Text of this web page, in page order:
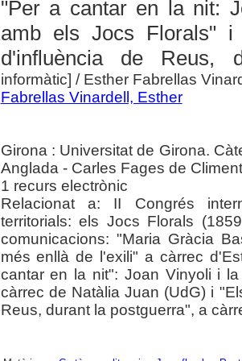
"Per a cantar en la nit:
amb els Jocs Florals"
d'influència de Reus,
informàtic] / Esther Fabrellas
Fabrellas Vinardell, Esther
Girona : Universitat de Girona.
Anglada - Carles Fages de
1 recurs electrònic
Relacionat a: II Congrés
territorials: els Jocs Florals
comunicacions: "Maria Gràcia
més enllà de l'exili" a càrrec
cantar en la nit": Joan Vinyoli i
càrrec de Natàlia Juan (UdG) i
Reus, durant la postguerra", a